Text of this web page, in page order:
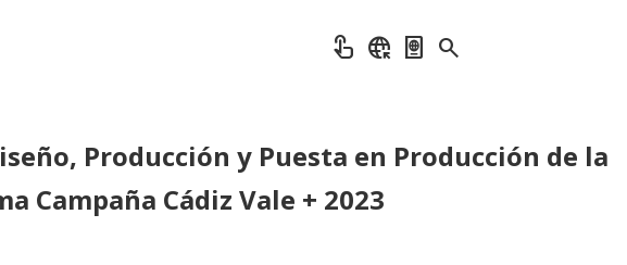
touch_app captive_portal passport search
Producción y Puesta en Producción de la
Campaña Cádiz Vale + 2023